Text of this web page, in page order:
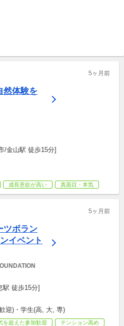
5ヶ月前
然体験を
/金山駅 徒歩15分]
成長意欲が高い 真面目・本気
5ヶ月前
ツボラン
イベント
駅 徒歩15分]
迎)・学生(高, 大, 専)
を超えた参加歓迎
テンション高め